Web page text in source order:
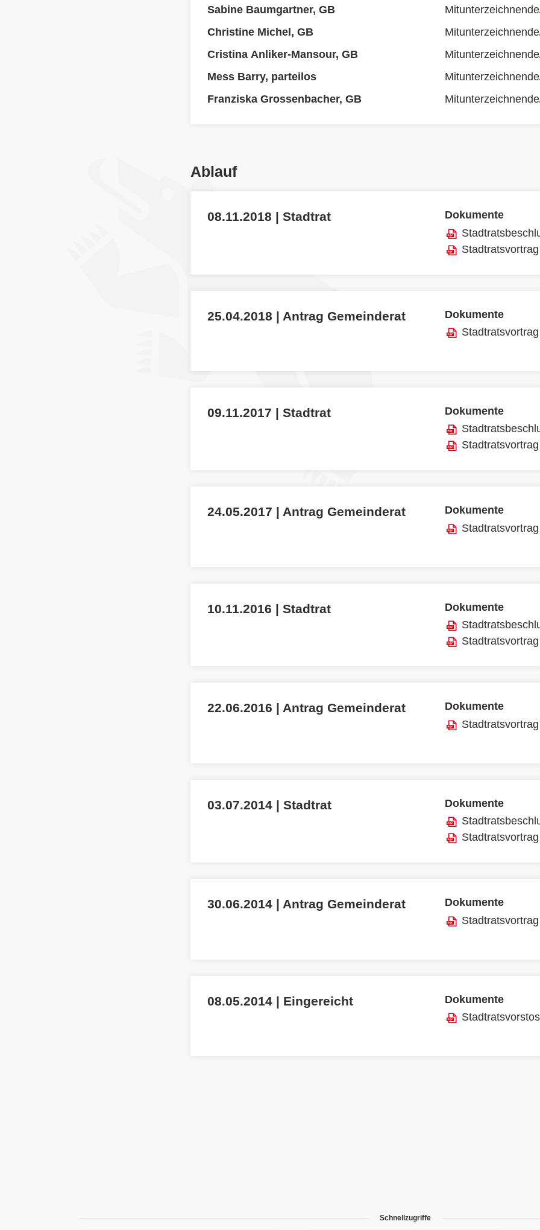
Sabine Baumgartner, GB
Christine Michel, GB
Cristina Anliker-Mansour, GB
Mess Barry, parteilos
Franziska Grossenbacher, GB
Ablauf
08.11.2018 | Stadtrat
Dokumente
Stadtratsvortrag
25.04.2018 | Antrag Gemeinderat
Dokumente
Stadtratsvortrag
09.11.2017 | Stadtrat
Dokumente
Stadtratsvortrag
24.05.2017 | Antrag Gemeinderat
Dokumente
Stadtratsvortrag
10.11.2016 | Stadtrat
Dokumente
Stadtratsvortrag
22.06.2016 | Antrag Gemeinderat
Dokumente
Stadtratsvortrag
03.07.2014 | Stadtrat
Dokumente
Stadtratsvortrag
30.06.2014 | Antrag Gemeinderat
Dokumente
Stadtratsvortrag
08.05.2014 | Eingereicht
Dokumente
Schnellzugriffe